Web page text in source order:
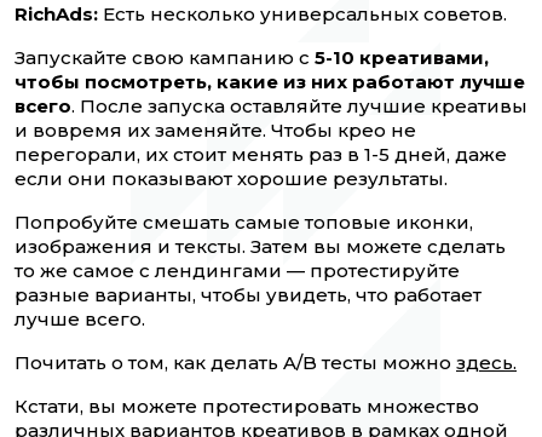
RichAds: Есть несколько универсальных советов.
Запускайте свою кампанию с 5-10 креативами,
чтобы посмотреть, какие из них работают лучше
всего. После запуска оставляйте лучшие креативы
и вовремя их заменяйте. Чтобы крео не
перегорали, их стоит менять раз в 1-5 дней, даже
если они показывают хорошие результаты.
Попробуйте смешать самые топовые иконки,
изображения и тексты. Затем вы можете сделать
то же самое с лендингами — протестируйте
разные варианты, чтобы увидеть, что работает
лучше всего.
Почитать о том, как делать A/B тесты можно здесь.
Кстати, вы можете протестировать множество
различных вариантов креативов в рамках одной